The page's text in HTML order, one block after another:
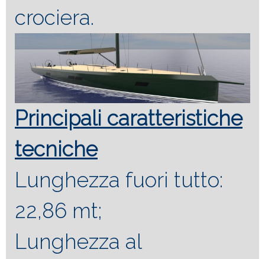
crociera.
Principali caratteristiche
tecniche
Lunghezza fuori tutto:
22,86 mt;
Lunghezza al